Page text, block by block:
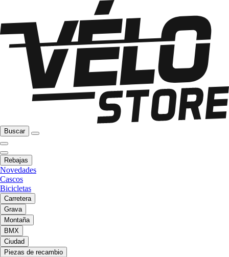
Buscar
Rebajas
Novedades
Cascos
Bicicletas
Carretera
Grava
Montaña
BMX
Ciudad
Piezas de recambio